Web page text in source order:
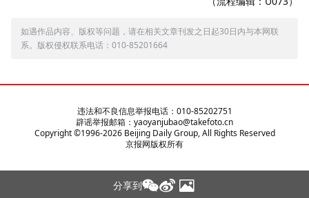
如遇作品内容、版权等问题，请在相关文章刊发之日起30日内与本网联
系。版权侵权联系电话：010-85201664
分享到
违法和不良信息举报电话：010-85202751
辟谣举报邮箱：yaoyanjubao@takefoto.cn
Copyright ©1996-2026Beijing Daily Group, All Rights Reserved
京报网版权所有